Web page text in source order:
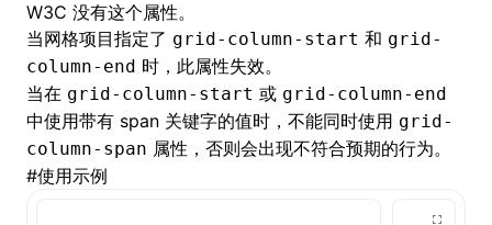
W3C 没有这个属性。
当网格项目指定了 grid-column-start 和 grid-
column-end 时，此属性失效。
当在 grid-column-start 或 grid-column-end
中使用带有 span 关键字的值时，不能同时使用 grid-
column-span 属性，否则会出现不符合预期的行为。
#使用示例